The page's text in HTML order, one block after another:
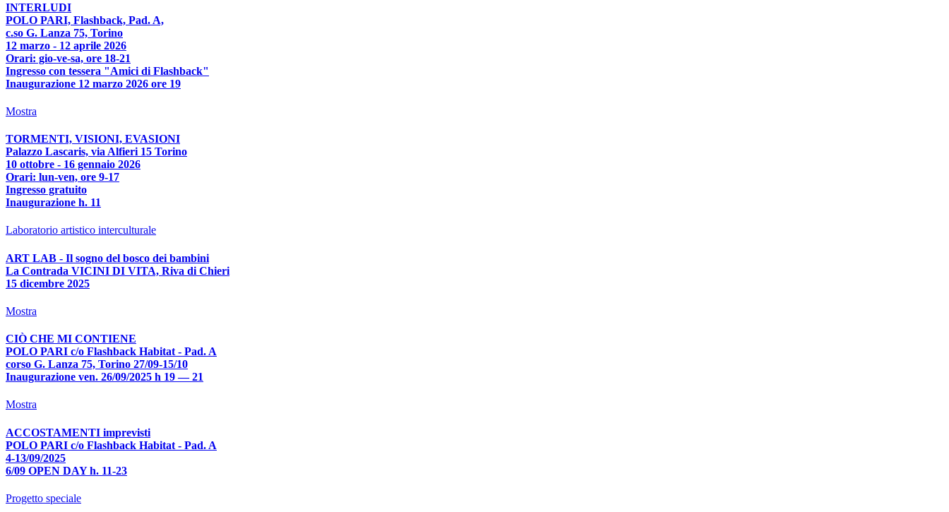
INTERLUDI
POLO PARI, Flashback, Pad. A,
c.so G. Lanza 75, Torino
12 marzo - 12 aprile 2026
Orari: gio-ve-sa, ore 18-21
Ingresso con tessera "Amici di Flashback"
Inaugurazione 12 marzo 2026 ore 19
Mostra
TORMENTI, VISIONI, EVASIONI
Palazzo Lascaris, via Alfieri 15 Torino
10 ottobre - 16 gennaio 2026
Orari: lun-ven, ore 9-17
Ingresso gratuito
Inaugurazione h. 11
Laboratorio artistico interculturale
ART LAB - Il sogno del bosco dei bambini
La Contrada VICINI DI VITA, Riva di Chieri
15 dicembre 2025
Mostra
CIÒ CHE MI CONTIENE
POLO PARI c/o Flashback Habitat - Pad. A
corso G. Lanza 75, Torino 27/09-15/10
Inaugurazione ven. 26/09/2025 h 19 — 21
Mostra
ACCOSTAMENTI imprevisti
POLO PARI c/o Flashback Habitat - Pad. A
4-13/09/2025
6/09 OPEN DAY h. 11-23
Progetto speciale